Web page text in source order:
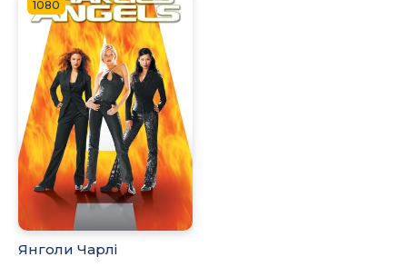
1080
Янголи Чарлі